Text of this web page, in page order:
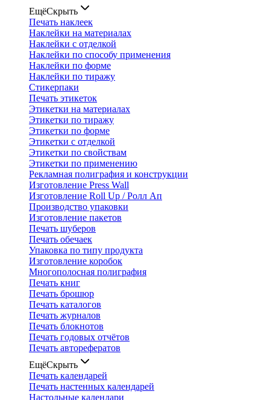
ЕщёСкрыть
Печать наклеек
Наклейки на материалах
Наклейки с отделкой
Наклейки по способу применения
Наклейки по форме
Наклейки по тиражу
Стикерпаки
Печать этикеток
Этикетки на материалах
Этикетки по тиражу
Этикетки по форме
Этикетки с отделкой
Этикетки по свойствам
Этикетки по применению
Рекламная полиграфия и конструкции
Изготовление Press Wall
Изготовление Roll Up / Ролл Ап
Производство упаковки
Изготовление пакетов
Печать шуберов
Печать обечаек
Упаковка по типу продукта
Изготовление коробок
Многополосная полиграфия
Печать книг
Печать брошюр
Печать каталогов
Печать журналов
Печать блокнотов
Печать годовых отчётов
Печать авторефератов
ЕщёСкрыть
Печать календарей
Печать настенных календарей
Настольные календари